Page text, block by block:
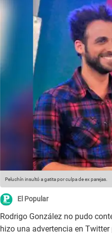
Peluchín insultó a gatita por culpa de ex parejas.
El Popular
Rodrigo González no pudo
hizo una advertencia en